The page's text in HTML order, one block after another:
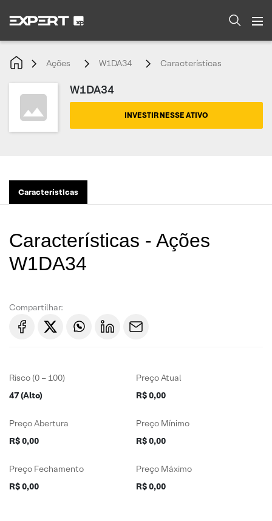
Ações W1DA34 Características
W1DA34
INVESTIR NESSE ATIVO
Características
Características - Ações
W1DA34
Compartilhar:
Risco (0 – 100)
47 (Alto)
Preço Atual
R$ 0,00
Preço Abertura
R$ 0,00
Preço Mínimo
R$ 0,00
Preço Fechamento
R$ 0,00
Preço Máximo
R$ 0,00